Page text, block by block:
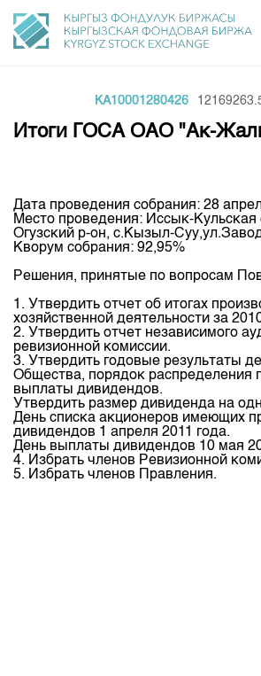
Финансовый рынок KG login
Общая информация
Акционеры
Руководство
Внутренний аудитор
Комитеты
Участники торгов
Наши партнеры
Cтратегия развития
Корпоративные документы
Направления
Центр раскрытия информации
Тарифы
Аналитика
Финансовый рынок KG
Пресс-клуб
25 лет ЗАО КФБ
Биржевая деятельность
Депозитарная деятельность
Центр раскрытия информации
Статистика торгов
Итоги последних торгов
Архив торгов
Индекс и Капитализация
Котировки по ЦБ
Котировки по драг. металлам
Учебный центр
Общая информация
План работы на год
KA10001280426 12169263.5
Итоги ГОСА ОАО "Ак-
Дата проведения собрания: 28
Место проведения: Иссык-
Огузский р-он, с.Кызыл-
Кворум собрания: 92,95%
Решения, принятые по вопросам
1. Утвердить отчет об итогах
хозяйственной деятельности за
2. Утвердить отчет независимого
ревизионной комиссии.
3. Утвердить годовые результаты
Общества, порядок распределения
выплаты дивидендов.
Утвердить размер дивиденда на
День списка акционеров имеющих
дивидендов 1 апреля 2011 года.
День выплаты дивидендов 10 мая
4. Избрать членов Ревизионной
5. Избрать членов Правления.